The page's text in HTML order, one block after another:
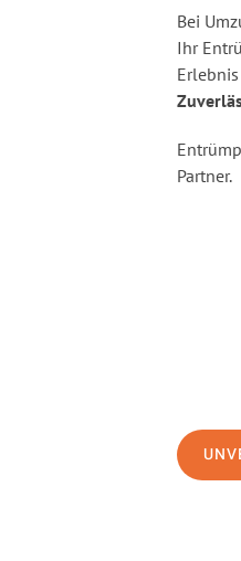
Bei
Ihr
Erlebnis
Partner.